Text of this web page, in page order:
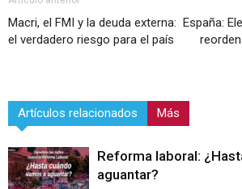
Macri, el FMI y la deuda externa:
el verdadero riesgo para el país
España:
Artículos relacionados Más
Reforma laboral:
aguantar?